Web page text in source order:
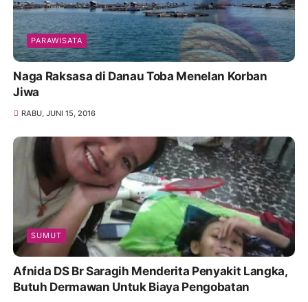
PARAWISATA
Naga Raksasa di Danau Toba Menelan Korban
Jiwa
RABU, JUNI 15, 2016
SUMUT
Afnida DS Br Saragih Menderita Penyakit Langka,
Butuh Dermawan Untuk Biaya Pengobatan